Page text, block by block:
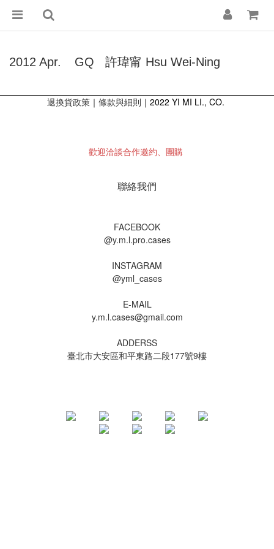
2012 Apr. GQ 許瑋甯 Hsu Wei-Ning
退換貨政策 ｜ 條款與細則 ｜2022 YI MI LI., CO.
歡迎洽談合作邀約、團購
聯絡我們
FACEBOOK
@y.m.l.pro.cases
INSTAGRAM
@yml_cases
E-MAIL
y.m.l.cases@gmail.com
ADDERSS
臺北市大安區和平東路二段177號9樓